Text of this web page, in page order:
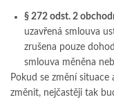
§ 272 odst. 2
uzavřená smlouva
zrušena pouze
smlouva měněna
Pokud se změní
změnit, nejčastěji tak